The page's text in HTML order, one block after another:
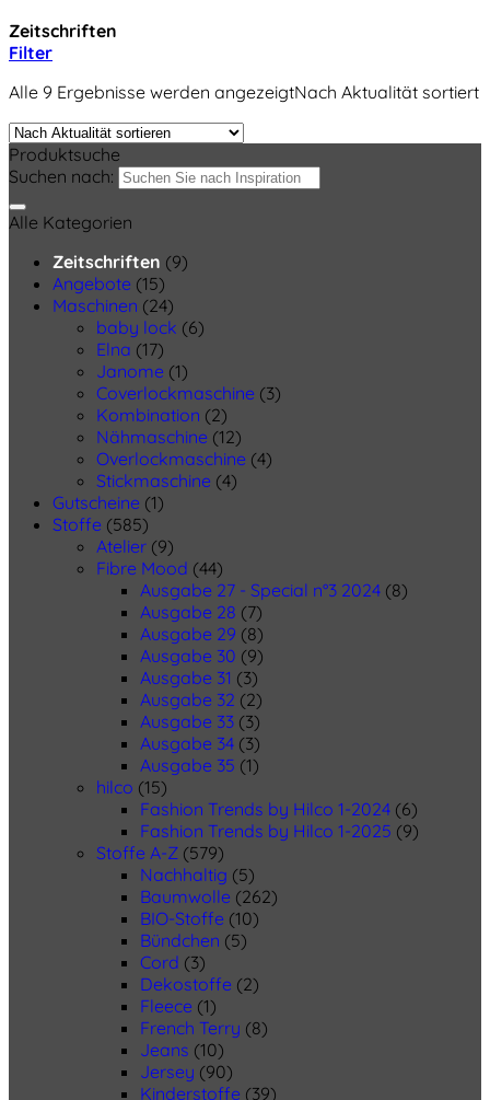
Zeitschriften
Filter
Alle 9 Ergebnisse werden angezeigtNach Aktualität sortiert
Produktsuche
Suchen nach:
Alle Kategorien
Zeitschriften (9)
Angebote (15)
Maschinen (24)
baby lock (6)
Elna (17)
Janome (1)
Coverlockmaschine (3)
Kombination (2)
Nähmaschine (12)
Overlockmaschine (4)
Stickmaschine (4)
Gutscheine (1)
Stoffe (585)
Atelier (9)
Fibre Mood (44)
Ausgabe 27 - Special n°3 2024 (8)
Ausgabe 28 (7)
Ausgabe 29 (8)
Ausgabe 30 (9)
Ausgabe 31 (3)
Ausgabe 32 (2)
Ausgabe 33 (3)
Ausgabe 34 (3)
Ausgabe 35 (1)
hilco (15)
Fashion Trends by Hilco 1-2024 (6)
Fashion Trends by Hilco 1-2025 (9)
Stoffe A-Z (579)
Nachhaltig (5)
Baumwolle (262)
BIO-Stoffe (10)
Bündchen (5)
Cord (3)
Dekostoffe (2)
Fleece (1)
French Terry (8)
Jeans (10)
Jersey (90)
Kinderstoffe (39)